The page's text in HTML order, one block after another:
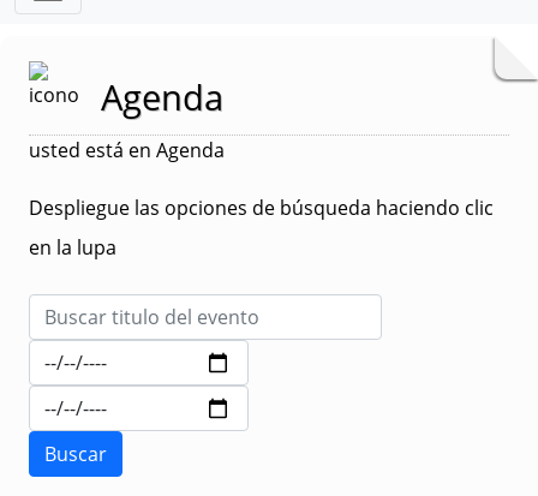
Agenda
usted está en Agenda
Despliegue las opciones de búsqueda haciendo clic
en la lupa